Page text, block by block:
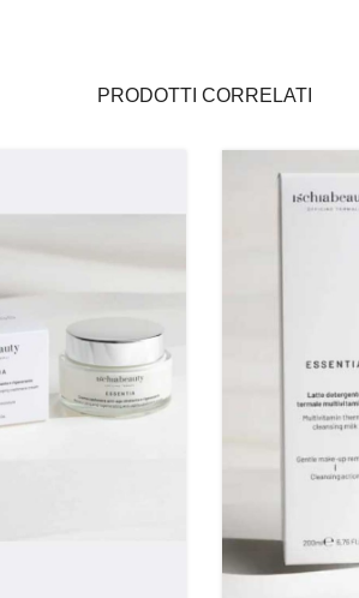
PRODOTTI CORRELATI